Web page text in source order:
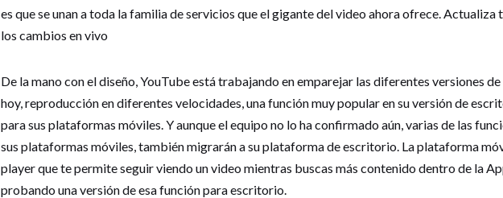
es que se unan a toda la familia de servicios que el gigante del video ahora ofrece. Actualiza
los cambios en vivo
De la mano con el diseño, YouTube está trabajando en emparejar las diferentes versiones
hoy, reproducción en diferentes velocidades, una función muy popular en su versión de
para sus plataformas móviles. Y aunque el equipo no lo ha confirmado aún, varias de las
sus plataformas móviles, también migrarán a su plataforma de escritorio. La plataforma
player que te permite seguir viendo un video mientras buscas más contenido dentro de la
probando una versión de esa función para escritorio.